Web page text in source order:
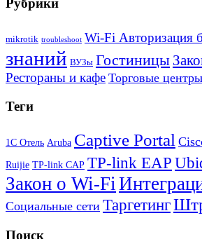
Рубрики
mikrotik troubleshoot Wi-Fi Авторизация
знаний ВУЗы Гостиницы
Рестораны и кафе Торговые центры
Теги
1С Отель Aruba Captive Portal
Ruijie TP-link CAP TP-link EAP
Закон о Wi-Fi
Социальные сети Таргетинг
Поиск